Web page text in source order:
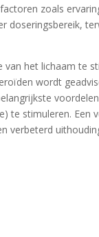
zoals
doseringsbereik,
het lichaam te
wordt
te stimuleren. Een
verbeterd